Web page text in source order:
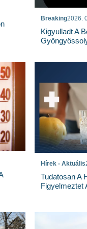
Breaking2026.
Kigyulladt A
Hírek - Aktuális
Tudatosan A
Figyelmeztet